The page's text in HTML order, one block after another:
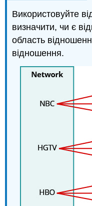
Використовуйте
визначити, чи є
область
відношення.